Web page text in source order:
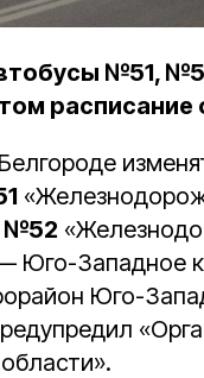
№51,
№52
Юго-Западное
Юго-